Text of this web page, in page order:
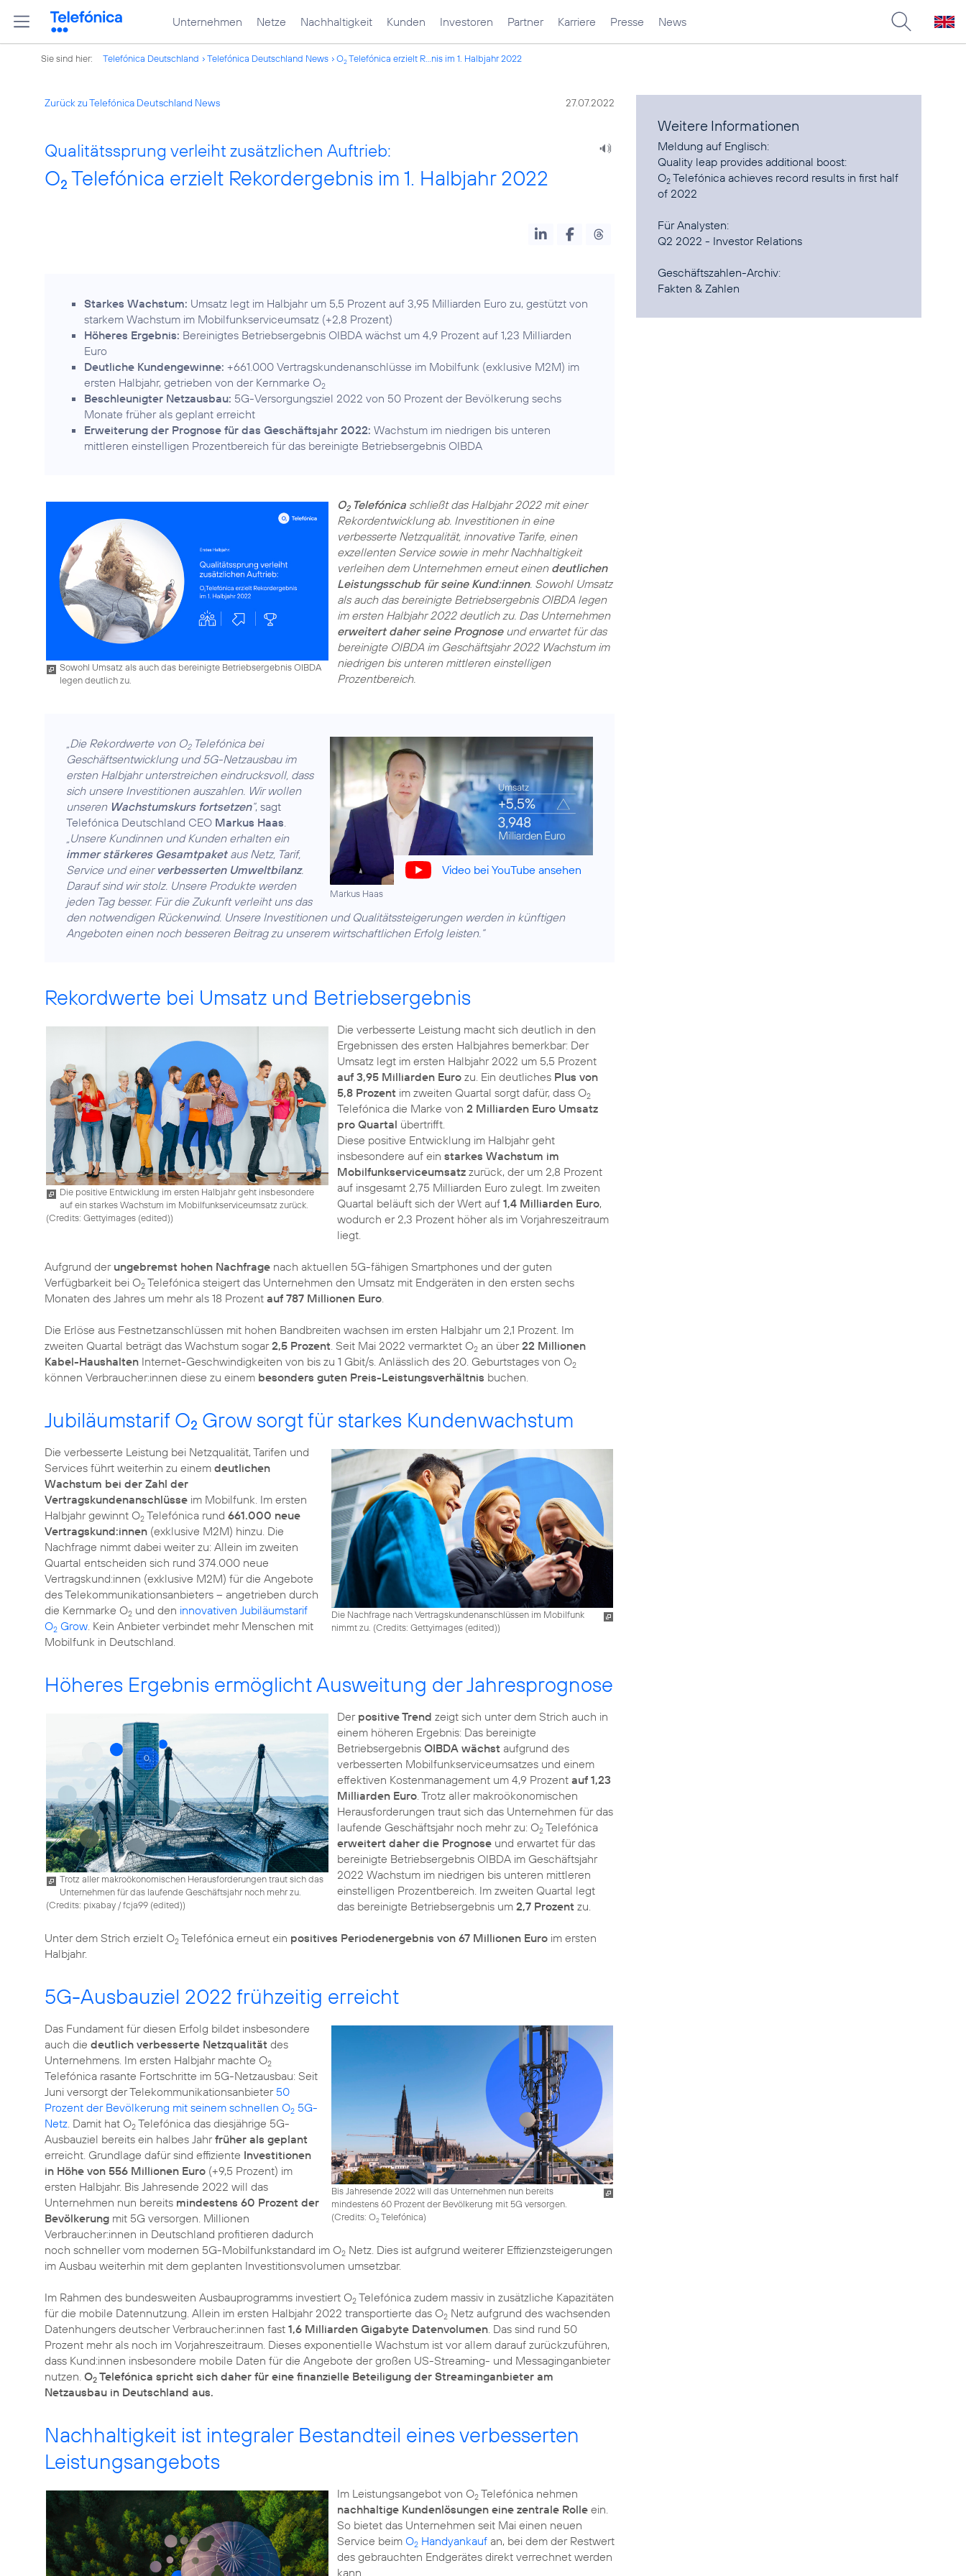
Unternehmen Netze Nachhaltigkeit Kunden Investoren Partner Karriere Presse News
Sie sind hier: Telefónica Deutschland Telefónica Deutschland News O2Telefónica erzielt R...nis im 1. Halbjahr 2022
Zurück zu Telefónica Deutschland News 27.07.2022
Qualitätssprung verleiht zusätzlichen Auftrieb:
O2 Telefónica erzielt Rekordergebnis im 1. Halbjahr 2022
Starkes Wachstum: Umsatz legt im Halbjahr um 5,5 Prozent auf 3,95 Milliarden Euro zu, gestützt von
starkem Wachstum im Mobilfunkserviceumsatz (+2,8 Prozent)
Höheres Ergebnis: Bereinigtes Betriebsergebnis OIBDA wächst um 4,9 Prozent auf 1,23 Milliarden
Euro
Deutliche Kundengewinne: +661.000 Vertragskundenanschlüsse im Mobilfunk (exklusive M2M) im
ersten Halbjahr, getrieben von der Kernmarke O2
Beschleunigter Netzausbau: 5G-Versorgungsziel 2022 von 50 Prozent der Bevölkerung sechs
Monate früher als geplant erreicht
Erweiterung der Prognose für das Geschäftsjahr 2022: Wachstum im niedrigen bis unteren
mittleren einstelligen Prozentbereich für das bereinigte Betriebsergebnis OIBDA
Sowohl Umsatz als auch das bereinigte Betriebsergebnis OIBDA
legen deutlich zu.
O2Telefónicaschließt das Halbjahr 2022 mit einer
Rekordentwicklung ab. Investitionen in eine
verbesserte Netzqualität, innovative Tarife, einen
exzellenten Service sowie in mehr Nachhaltigkeit
verleihen dem Unternehmen erneut einen deutlichen
Leistungsschub für seine Kund:innen. Sowohl Umsatz
als auch das bereinigte Betriebsergebnis OIBDA legen
im ersten Halbjahr 2022 deutlich zu. Das Unternehmen
erweitert daher seine Prognoseund erwartet für das
bereinigte OIBDA im Geschäftsjahr 2022 Wachstum im
niedrigen bis unteren mittleren einstelligen
Prozentbereich.
Video bei YouTube ansehen
Markus Haas
„Die Rekordwerte von O2Telefónica bei
Geschäftsentwicklung und 5G-Netzausbau im
ersten Halbjahr unterstreichen eindrucksvoll, dass
sich unsere Investitionen auszahlen. Wir wollen
unseren Wachstumskurs fortsetzen“, sagt
Telefónica Deutschland CEO Markus Haas
„Unsere Kundinnen und Kunden erhalten ein
immer stärkeres Gesamtpaketaus Netz, Tarif,
Service und einer verbesserten Umweltbilanz.
Darauf sind wir stolz. Unsere Produkte werden
jeden Tag besser. Für die Zukunft verleiht uns das
den notwendigen Rückenwind. Unsere Investitionen und Qualitätssteigerungen werden in künftigen
Angeboten einen noch besseren Beitrag zu unserem wirtschaftlichen Erfolg leisten.“
Rekordwerte bei Umsatz und Betriebsergebnis
Die positive Entwicklung im ersten Halbjahr geht insbesondere
auf ein starkes Wachstum im Mobilfunkserviceumsatz zurück.
(Credits: Gettyimages (edited))
Die verbesserte Leistung macht sich deutlich in den
Ergebnissen des ersten Halbjahres bemerkbar: Der
Umsatz legt im ersten Halbjahr 2022 um 5,5 Prozent
auf 3,95 Milliarden Eurozu. Ein deutliches Plus von
5,8 Prozent im zweiten Quartal sorgt dafür, dass O2
Telefónica die Marke von 2 Milliarden Euro Umsatz
pro Quartal übertrifft.
Diese positive Entwicklung im Halbjahr geht
insbesondere auf ein starkes Wachstum im
Mobilfunkserviceumsatzzurück, der um 2,8 Prozent
auf insgesamt 2,75 Milliarden Euro zulegt. Im zweiten
Quartal beläuft sich der Wert auf 1,4 Milliarden Euro,
wodurch er 2,3 Prozent höher als im Vorjahreszeitraum
liegt.
Aufgrund der ungebremst hohen Nachfrage nach aktuellen 5G-fähigen Smartphones und der guten
Verfügbarkeit bei O2 Telefónica steigert das Unternehmen den Umsatz mit Endgeräten in den ersten sechs
Monaten des Jahres um mehr als 18 Prozent auf 787 Millionen Euro
Die Erlöse aus Festnetzanschlüssen mit hohen Bandbreiten wachsen im ersten Halbjahr um 2,1 Prozent. Im
zweiten Quartal beträgt das Wachstum sogar2,5 Prozent . Seit Mai 2022 vermarktet O2 an über22 Millionen
Kabel-Haushalten Internet-Geschwindigkeiten von bis zu 1 Gbit/s. Anlässlich des 20. Geburtstages von O2
können Verbraucher:innen diese zu einem besonders guten Preis-Leistungsverhältnis buchen.
Jubiläumstarif O2 Grow sorgt für starkes Kundenwachstum
Die Nachfrage nach Vertragskundenanschlüssen im Mobilfunk
nimmt zu. (Credits: Gettyimages (edited))
Die verbesserte Leistung bei Netzqualität, Tarifen und
Services führt weiterhin zu einem deutlichen
Wachstum bei der Zahl der
Vertragskundenanschlüsse im Mobilfunk. Im ersten
Halbjahr gewinnt O2 Telefónica rund 661.000 neue
Vertragskund:innen (exklusive M2M) hinzu. Die
Nachfrage nimmt dabei weiter zu: Allein im zweiten
Quartal entscheiden sich rund 374.000 neue
Vertragskund:innen (exklusive M2M) für die Angebote
des Telekommunikationsanbieters – angetrieben durch
die Kernmarke O2 und den innovativen Jubiläumstarif
O2 Grow . Kein Anbieter verbindet mehr Menschen mit
Höheres Ergebnis ermöglicht Ausweitung der Jahresprognose
Trotz aller makroökonomischen Herausforderungen traut sich das
Unternehmen für das laufende Geschäftsjahr noch mehr zu.
(Credits: pixabay / fcja99 (edited))
Der positive Trend zeigt sich unter dem Strich auch in
einem höheren Ergebnis: Das bereinigte
Betriebsergebnis OIBDA wächst aufgrund des
verbesserten Mobilfunkserviceumsatzes und einem
effektiven Kostenmanagement um 4,9 Prozent auf 1,23
Milliarden Euro. Trotz aller makroökonomischen
Herausforderungen traut sich das Unternehmen für das
laufende Geschäftsjahr noch mehr zu: O2Telefónica
erweitert daher die Prognoseund erwartet für das
bereinigte Betriebsergebnis OIBDA im Geschäftsjahr
2022 Wachstum im niedrigen bis unteren mittleren
einstelligen Prozentbereich. Im zweiten Quartal legt
das bereinigte Betriebsergebnis um 2,7 Prozent zu.
Unter dem Strich erzielt O2 Telefónica erneut ein positives Periodenergebnis von 67 Millionen Euro im ersten
5G-Ausbauziel 2022 frühzeitig erreicht
Bis Jahresende 2022 will das Unternehmen nun bereits
mindestens 60 Prozent der Bevölkerung mit 5G versorgen.
(Credits: O2Telefónica)
Das Fundament für diesen Erfolg bildet insbesondere
auch die deutlich verbesserte Netzqualität des
Unternehmens. Im ersten Halbjahr machte O2
Telefónica rasante Fortschritte im 5G-Netzausbau: Seit
Juni versorgt der Telekommunikationsanbieter 50
Prozent der Bevölkerung mit seinem schnellen O2 5G-
Netz . Damit hat O2 Telefónica das diesjährige 5G-
Ausbauziel bereits ein halbes Jahrfrüher als geplant
erreicht. Grundlage dafür sind effiziente Investitionen
in Höhe von 556 Millionen Euro (+9,5 Prozent) im
ersten Halbjahr. Bis Jahresende 2022 will das
Unternehmen nun bereits mindestens 60 Prozent der
Bevölkerung mit 5G versorgen. Millionen
Verbraucher:innen in Deutschland profitieren dadurch
noch schneller vom modernen 5G-Mobilfunkstandard im O2 Netz. Dies ist aufgrund weiterer Effizienzsteigerungen
im Ausbau weiterhin mit dem geplanten Investitionsvolumen umsetzbar.
Im Rahmen des bundesweiten Ausbauprogramms investiert O2 Telefónica zudem massiv in zusätzliche Kapazitäten
für die mobile Datennutzung. Allein im ersten Halbjahr 2022 transportierte das O2 Netz aufgrund des wachsenden
Datenhungers deutscher Verbraucher:innen fast 1,6 Milliarden Gigabyte Datenvolumen . Das sind rund 50
Prozent mehr als noch im Vorjahreszeitraum. Dieses exponentielle Wachstum ist vor allem darauf zurückzuführen,
dass Kund:innen insbesondere mobile Daten für die Angebote der großen US-Streaming- und Messaginganbieter
nutzen. O2 Telefónica spricht sich daher für eine finanzielle Beteiligung der Streaminganbieter am
Netzausbau in Deutschland aus.
Nachhaltigkeit ist integraler Bestandteil eines verbesserten
Leistungsangebots
Im Leistungsangebot von O2Telefónica nehmen
nachhaltige Kundenlösungen eine zentrale Rolleein.
So bietet das Unternehmen seit Mai einen neuen
Service beim O2Handyankaufan, bei dem der Restwert
des gebrauchten Endgerätes direkt verrechnet werden
kann.
Weitere Informationen
Quality leap provides additional boost:
O2 Telefónica achieves record results in first half
of 2022
Q2 2022 - Investor Relations
Fakten & Zahlen